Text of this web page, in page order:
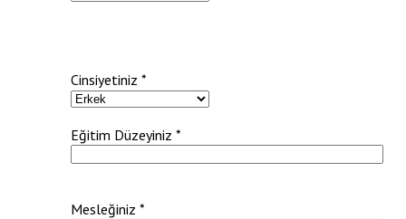
Cinsiyetiniz *
Eğitim Düzeyiniz *
Mesleğiniz *